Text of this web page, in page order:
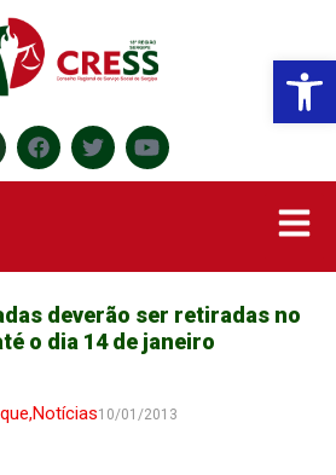
deverão ser retiradas no
o dia 14 de janeiro
,Notícias10/01/2013